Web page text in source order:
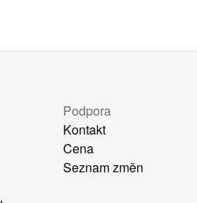
Podpora
Kontakt
Cena
Seznam změn